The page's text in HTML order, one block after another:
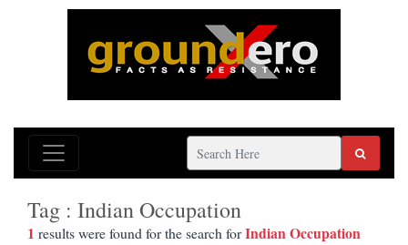
Tag : Indian Occupation
1 results were found for the search forIndian Occupation